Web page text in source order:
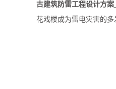
古建筑防雷工程设计方案
花戏楼成为雷电灾害的